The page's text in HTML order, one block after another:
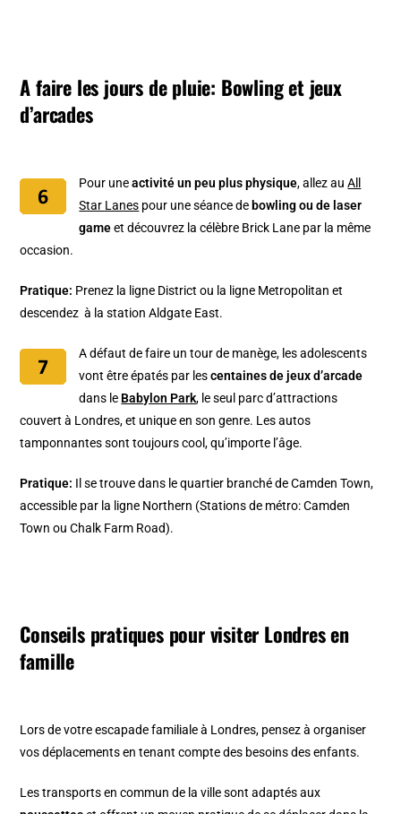
A faire les jours de pluie: Bowling et jeux
d’arcades
Pour uneactivité un peu plus physique, allez auAll
Star Lanes pour une séance de bowling ou de laser
gameet découvrez la célèbre Brick Lane par la même
occasion.
Pratique: Prenez la ligne District ou la ligne Metropolitan et
descendez à la station Aldgate East.
A défaut de faire un tour de manège, les adolescents
vont être épatés par lescentaines de jeux d’arcade
dans le Babylon Park, le seul parc d’attractions
couvert à Londres, et unique en son genre. Les autos
tamponnantes sont toujours cool, qu’importe l’âge.
Pratique: Il se trouve dans le quartier branché de Camden Town,
accessible par la ligne Northern (Stations de métro: Camden
Town ou Chalk Farm Road).
Conseils pratiques pour visiter Londres en
famille
Lors de votre escapade familiale à Londres, pensez à organiser
vos déplacements en tenant compte des besoins des enfants.
Les transports en commun de la ville sont adaptés aux